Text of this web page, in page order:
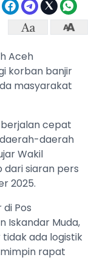
Aceh
korban banjir
masyarakat
cepat
daerah
Wakil
dari siaran pers
2025.
Pos
Iskandar Muda,
ada logistik
rapat